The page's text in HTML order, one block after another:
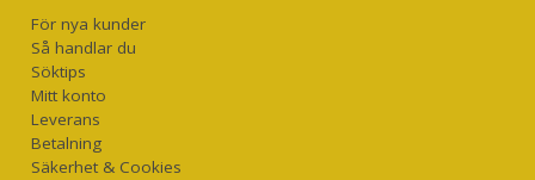
För nya kunder
Så handlar du
Söktips
Mitt konto
Leverans
Betalning
Säkerhet & Cookies